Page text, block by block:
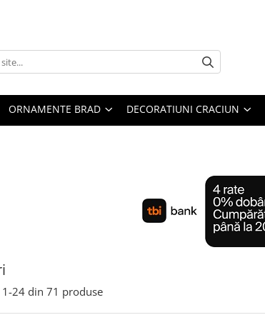
ORNAMENTE BRAD DECORATIUNI CRACIUN
1-24 din 71 produse